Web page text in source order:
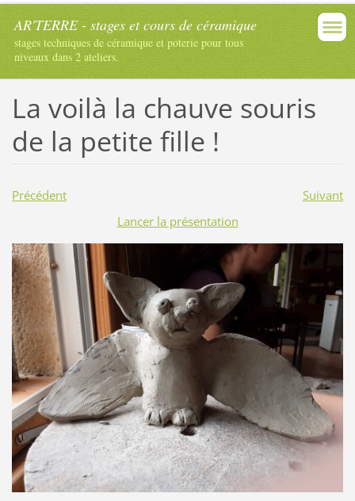
AR'TERRE - stages et cours de céramique
stages techniques de céramique et poterie pour tous
niveaux dans 2 ateliers.
La voilà la chauve souris
de la petite fille !
Précédent
Suivant
Lancer la présentation